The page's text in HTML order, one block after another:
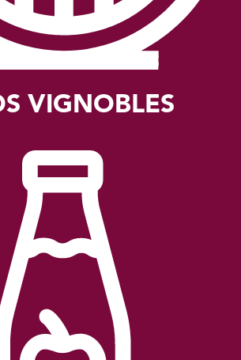
VIGNOBLES